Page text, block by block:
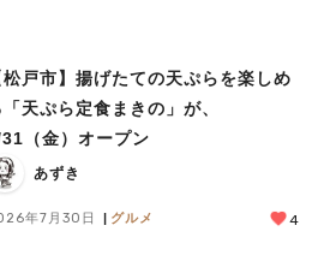
松戸市】揚げたての天ぷらを楽しめ
「天ぷら定食まきの」が、
（金）オープン
あずき
年7月30日 グルメ 4